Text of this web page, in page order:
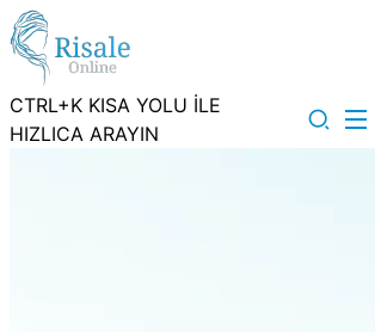
CTRL+K KISA YOLU İLE
HIZLICA ARAYIN